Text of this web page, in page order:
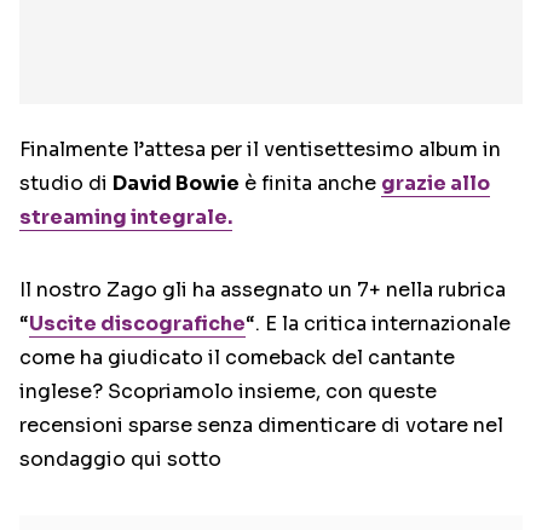
Finalmente l’attesa per il ventisettesimo album in
studio di David Bowie è finita anche grazie allo
streaming integrale.
Il nostro Zago gli ha assegnato un 7+ nella rubrica
“Uscite discografiche“. E la critica internazionale
come ha giudicato il comeback del cantante
inglese? Scopriamolo insieme, con queste
recensioni sparse senza dimenticare di votare nel
sondaggio qui sotto